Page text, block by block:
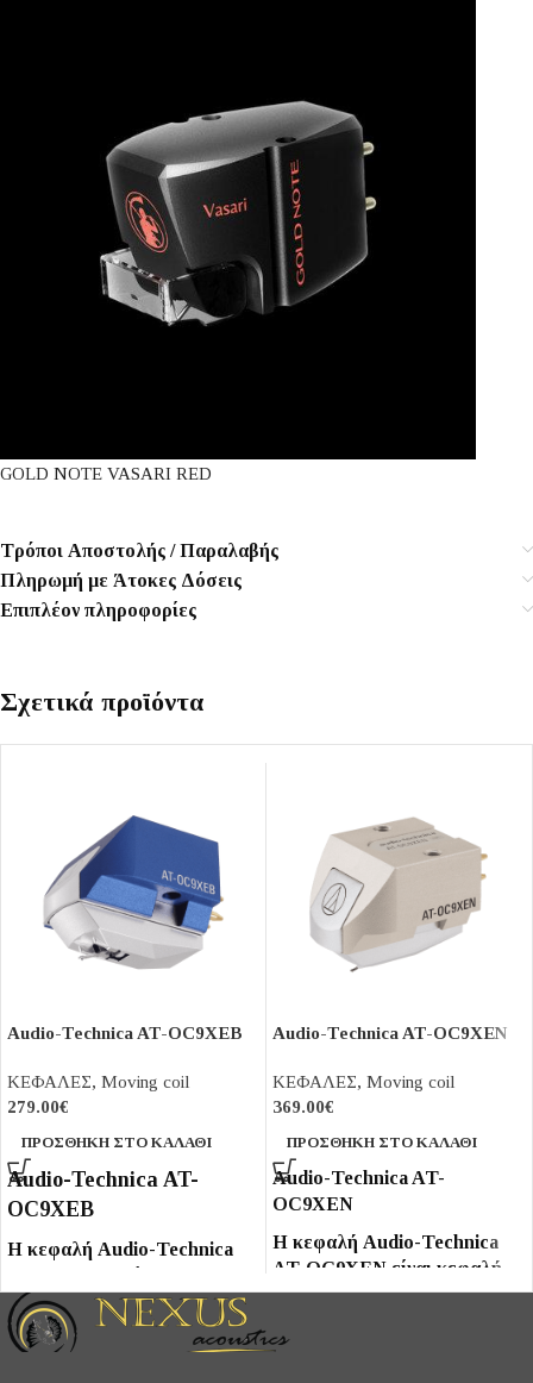
GOLD NOTE VASARI RED
Τρόποι Αποστολής / Παραλαβής
Πληρωμή με Άτοκες Δόσεις
Επιπλέον πληροφορίες
Σχετικά προϊόντα
Audio-Technica AT-OC9XEB
ΚΕΦΑΛΕΣ, Moving coil
279.00€
ΠΡΟΣΘΉΚΗ ΣΤΟ ΚΑΛΆΘΙ
Audio-Technica AT-
OC9XEB
Η κεφαλή Audio-Technica
κινητού πηνίου -mc- με
Elliptical βελόνα και 0.32 mV
έξοδο, με διαχωρισμό
Audio-Technica AT-OC9XEN
ΚΕΦΑΛΕΣ, Moving coil
369.00€
ΠΡΟΣΘΉΚΗ ΣΤΟ ΚΑΛΆΘΙ
Audio-Technica AT-
OC9XEN
Η κεφαλή Audio-Technica
AT-OC9XEN είναι κεφαλή
κινητού πηνίου -mc- με
0.35 mV έξοδο, με